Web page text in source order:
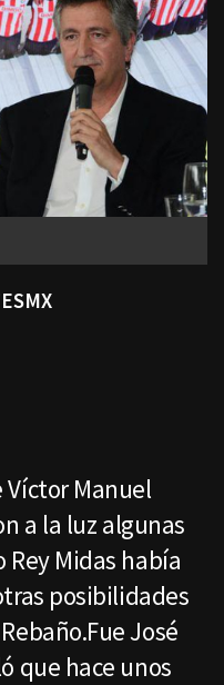
Víctor Manuel
a la luz algunas
Midas había
posibilidades
José
que hace unos